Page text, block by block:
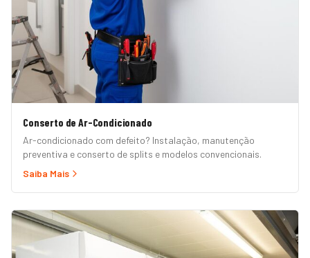
Conserto de Ar-Condicionado
Ar-condicionado com defeito? Instalação, manutenção
preventiva e conserto de splits e modelos convencionais.
Saiba Mais